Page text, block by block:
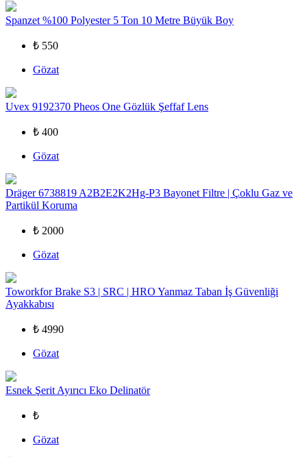
Spanzet %100 Polyester 5 Ton 10 Metre Büyük Boy
₺ 550
Gözat
Uvex 9192370 Pheos One Gözlük Şeffaf Lens
₺ 400
Gözat
Dräger 6738819 A2B2E2K2Hg-P3 Bayonet Filtre | Çoklu Gaz ve
Partikül Koruma
₺ 2000
Gözat
Toworkfor Brake S3 | SRC | HRO Yanmaz Taban İş Güvenliği
Ayakkabısı
₺ 4990
Gözat
Esnek Şerit Ayırıcı Eko Delinatör
₺
Gözat